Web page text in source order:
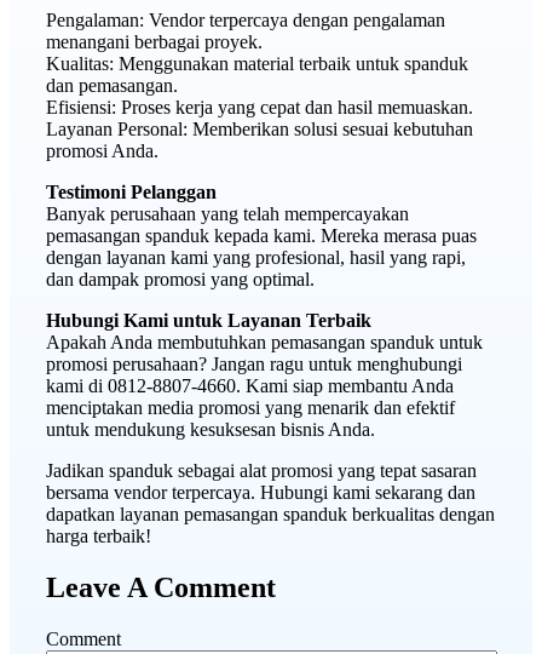
Pengalaman: Vendor terpercaya dengan pengalaman
menangani berbagai proyek.
Kualitas: Menggunakan material terbaik untuk spanduk
dan pemasangan.
Efisiensi: Proses kerja yang cepat dan hasil memuaskan.
Layanan Personal: Memberikan solusi sesuai kebutuhan
promosi Anda.
Testimoni Pelanggan
Banyak perusahaan yang telah mempercayakan
pemasangan spanduk kepada kami. Mereka merasa puas
dengan layanan kami yang profesional, hasil yang rapi,
dan dampak promosi yang optimal.
Hubungi Kami untuk Layanan Terbaik
Apakah Anda membutuhkan pemasangan spanduk untuk
promosi perusahaan? Jangan ragu untuk menghubungi
kami di 0812-8807-4660. Kami siap membantu Anda
menciptakan media promosi yang menarik dan efektif
untuk mendukung kesuksesan bisnis Anda.
Jadikan spanduk sebagai alat promosi yang tepat sasaran
bersama vendor terpercaya. Hubungi kami sekarang dan
dapatkan layanan pemasangan spanduk berkualitas dengan
harga terbaik!
Leave A Comment
Comment